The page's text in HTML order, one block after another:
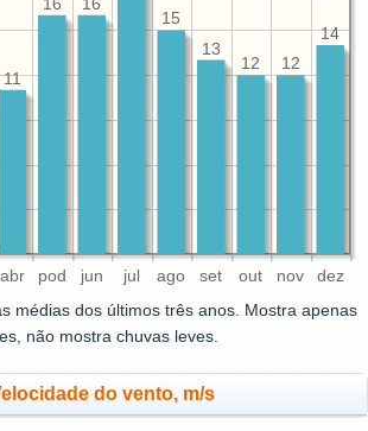
abr pod jun jul ago set out nov dez
14
12
12
13
15
16
16
11
médias dos últimos três anos. Mostra apenas
não mostra chuvas leves.
do vento, m/s